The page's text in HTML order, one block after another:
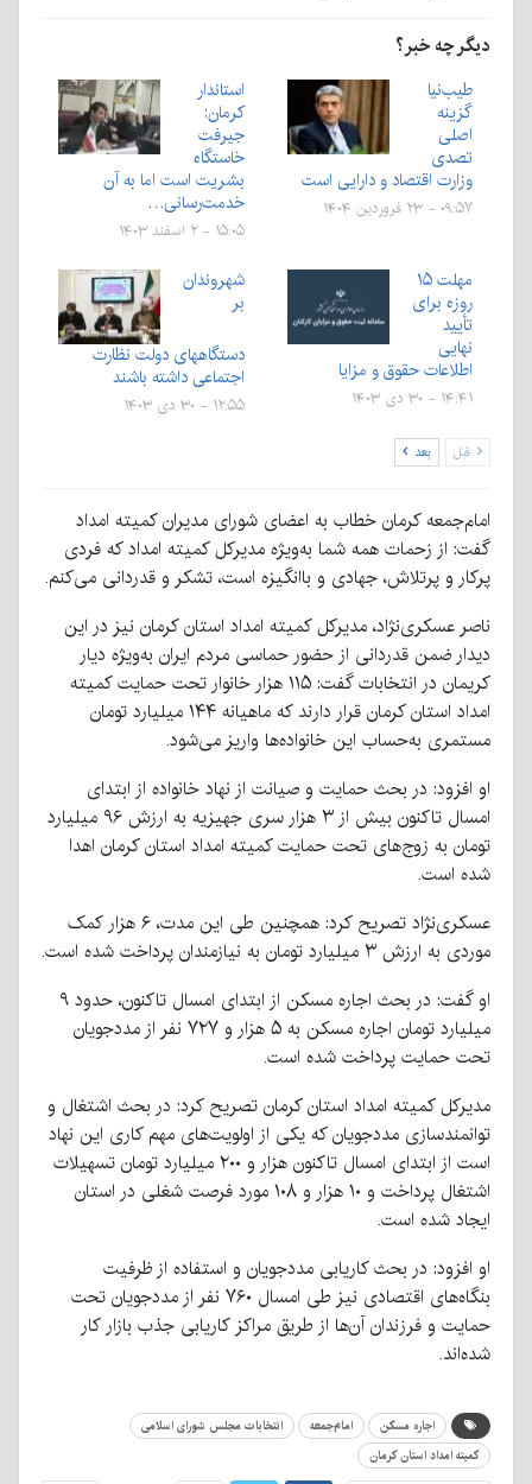
دیگر چه خبر؟
طیب‌نیا
گزینه
اصلی
تصدی
وزارت اقتصاد و دارایی است
۰۹:۵۷ - ۲۳ فروردین ۱۴۰۴
استاندار
کرمان:
جیرفت
خاستگاه
بشریت است اما به آن
خدمت‌رسانی…
۱۵:۰۵ - ۲ اسفند ۱۴۰۳
مهلت ۱۵
روزه برای
تأیید
نهایی
اطلاعات حقوق و مزایا
۱۴:۴۱ - ۳۰ دی ۱۴۰۳
شهروندان
بر
دستگاههای دولت نظارت
اجتماعی داشته باشند
۱۲:۵۵ - ۳۰ دی ۱۴۰۳
قبل بعد
امام‌جمعه کرمان خطاب به اعضای شورای مدیران کمیته امداد
گفت: از زحمات همه شما به‌ویژه مدیرکل کمیته امداد که فردی
پرکار و پرتلاش، جهادی و باانگیزه است، تشکر و قدردانی می‌کنم.
ناصر عسکری‌نژاد، مدیرکل کمیته امداد استان کرمان نیز در این
دیدار ضمن قدردانی از حضور حماسی مردم ایران به‌ویژه دیار
کریمان در انتخابات گفت: ۱۱۵ هزار خانوار تحت حمایت کمیته
امداد استان کرمان قرار دارند که ماهیانه ۱۴۴ میلیارد تومان
مستمری به‌حساب این خانواده‌ها واریز می‌شود.
او افزود: در بحث حمایت و صیانت از نهاد خانواده از ابتدای
امسال تاکنون بیش از ۳ هزار سری جهیزیه به ارزش ۹۶ میلیارد
تومان به زوج‌های تحت حمایت کمیته امداد استان کرمان اهدا
شده است.
عسکری‌نژاد تصریح کرد: همچنین طی این مدت، ۶ هزار کمک
موردی به ارزش ۳ میلیارد تومان به نیازمندان پرداخت شده است.
او گفت: در بحث اجاره مسکن از ابتدای امسال تاکنون، حدود ۹
میلیارد تومان اجاره مسکن به ۵ هزار و ۷۲۷ نفر از مددجویان
تحت حمایت پرداخت شده است.
مدیرکل کمیته امداد استان کرمان تصریح کرد: در بحث اشتغال و
توانمندسازی مددجویان که یکی از اولویت‌های مهم کاری این نهاد
است از ابتدای امسال تاکنون هزار و ۲۰۰ میلیارد تومان تسهیلات
اشتغال پرداخت و ۱۰ هزار و ۱۰۸ مورد فرصت شغلی در استان
ایجاد شده است.
او افزود: در بحث کاریابی مددجویان و استفاده از ظرفیت
بنگاه‌های اقتصادی نیز طی امسال ۷۶۰ نفر از مددجویان تحت
حمایت و فرزندان آن‌ها از طریق مراکز کاریابی جذب بازار کار
شده‌اند.
اجاره مسکن امام‌جمعه
انتخابات مجلس شورای اسلامی
کمیته امداد استان کرمان